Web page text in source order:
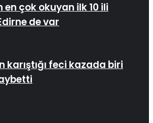
en çok okuyan ilk 10 ili
de var
karıştığı feci kazada biri